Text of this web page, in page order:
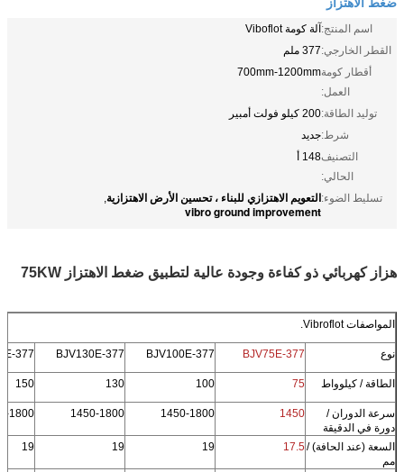
اسم المنتج:آلة كومة Viboflot
القطر الخارجي:377 ملم
أقطار كومة
العمل:
700mm-1200mm
توليد الطاقة:200 كيلو فولت أمبير
شرط:جديد
التصنيف
الحالي:
148 أ
تسليط الضوء:التعويم الاهتزازي للبناء ، تحسين الأرض الاهتزازية,
vibro ground improvement
هزاز كهربائي ذو كفاءة وجودة عالية لتطبيق ضغط الاهتزاز 75KW
المواصفات Vibroflot.
نوع BJV75E-377
BJV100E-377
BJV130E-377
377
الطاقة / كيلوواط 75
100
130
150
سرعة الدوران /
دورة في الدقيقة
1450
1450-1800
1450-1800
1800
السعة (عند الحافة) /
مم
17.5
19
19
19